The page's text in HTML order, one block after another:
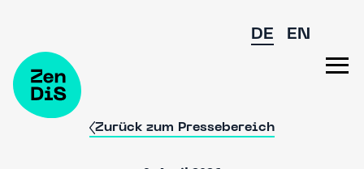
DE EN
Zurück zum Pressebereich